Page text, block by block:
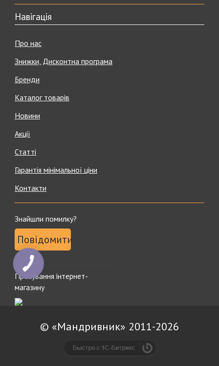
Навігація
Про нас
Знижки, Дисконтна програма
Бренди
Каталог товарів
Новини
Акції
Статті
Гарантія мінімальної ціни
Контакти
Знайшли помилку?
Повідомити
Просування інтернет-
магазину
© «Мандривник» 2011-2026
КНОПКА
ЗВ'ЯЗКУ